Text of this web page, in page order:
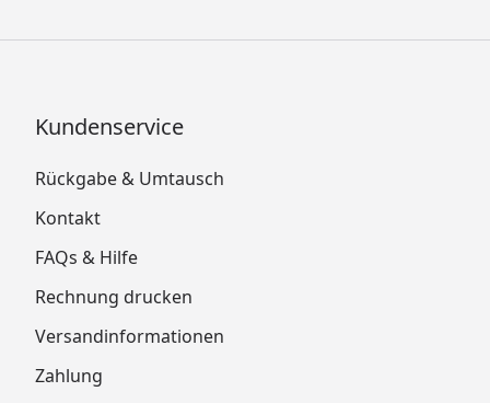
Kundenservice
Rückgabe & Umtausch
Kontakt
FAQs & Hilfe
Rechnung drucken
Versandinformationen
Zahlung